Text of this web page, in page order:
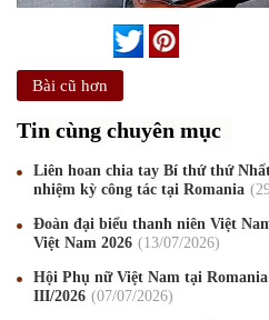
Bài cũ hơn
Tin cùng chuyên mục
Liên hoan chia tay Bí thứ thứ
nhiệm kỳ công tác tại Romania
Đoàn đại biểu thanh niên Việt
Việt Nam 2026
13/07/2026
Hội Phụ nữ Việt Nam tại
III/2026
07/07/2026